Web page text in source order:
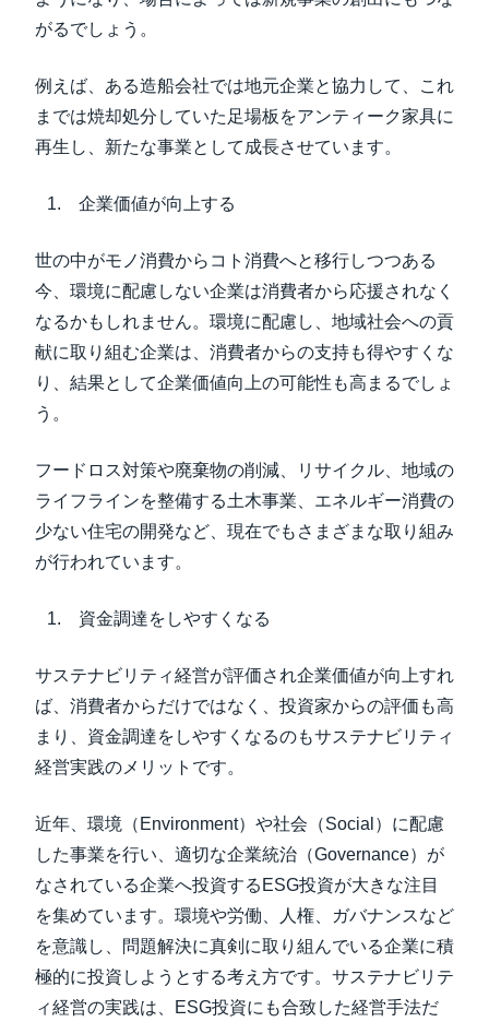
がるでしょう。
例えば、ある造船会社では地元企業と協力して、これ
までは焼却処分していた足場板をアンティーク家具に
再生 し、新たな事業として成長させています。
企業価値が向上する
世の中がモノ消費からコト消費へと移行しつつある
今、環境に配慮しない企業は消費者から応援されなく
なるかもしれません。環境に配慮し、地域社会への貢
献に取り組む企業は、消費者からの支持も得やすくな
り、結果として企業価値向上の可能性も高まるでしょ
う。
フードロス対策や廃棄物の削減、リサイクル、地域の
ライフラインを整備する土木事業、エネルギー消費の
少ない住宅の開発など、現在でもさまざまな取り組み
が行われています。
資金調達をしやすくなる
サステナビリティ経営が評価され企業価値が向上すれ
ば、消費者からだけではなく、投資家からの評価も高
まり、資金調達をしやすくなるのもサステナビリティ
経営実践のメリットです。
近年、環境（Environment）や社会（Social）に配慮
した事業を行い、適切な企業統治（Governance）が
なされている企業へ投資するESG投資が大きな注目
を集めています。環境や労働、人権、ガバナンスなど
を意識し、問題解決に真剣に取り組んでいる企業に積
極的に投資しようとする考え方です。サステナビリテ
ィ経営の実践は、ESG投資にも合致した経営手法だ